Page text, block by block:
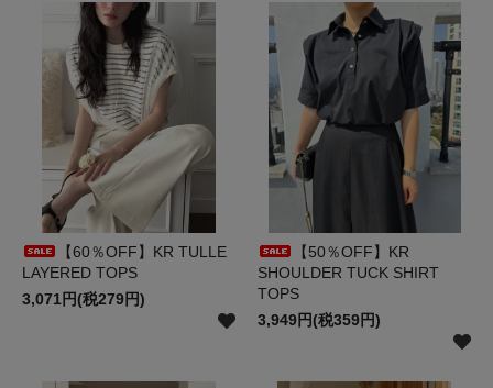
【60％OFF】KR TULLE
LAYERED TOPS
3,071円(税279円)
【50％OFF】KR
SHOULDER TUCK SHIRT
TOPS
3,949円(税359円)